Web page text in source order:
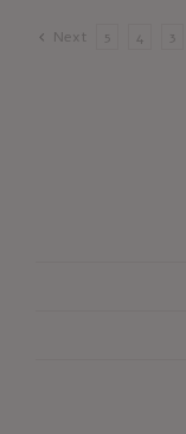
3
4
5
Next